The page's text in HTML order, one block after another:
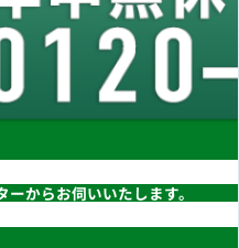
からお伺いいたします。